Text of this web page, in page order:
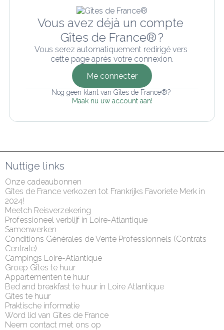
Vous avez déjà un compte
Gîtes de France® ?
Vous serez automatiquement redirigé vers
cette page après votre connexion.
Me connecter
Nog geen klant van Gîtes de France®?
Maak nu uw account aan!
Nuttige links
Onze cadeaubonnen
Gîtes de France verkozen tot Frankrijks Favoriete Merk in
2024!
Meetch Reisverzekering
Professioneel verblijf in Loire-Atlantique
Samenwerken
Conditions Générales de Vente Professionnels (Contrats
Centrale)
Campings Loire-Atlantique
Groep Gîtes te huur
Appartementen te huur
Bed and breakfast te huur in Loire Atlantique
Gîtes te huur
Praktische informatie
Word lid van Gîtes de France
Neem contact met ons op